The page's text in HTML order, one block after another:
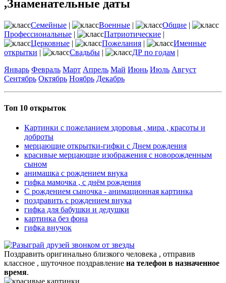
,Знаменательные даты
Семейные | Военные | Общие |
Профессиональные | Патриотические |
Церковные | Пожелания |
Именные
открытки | Свадьбы | ДР по годам |
Январь Февраль Март Апрель Май Июнь Июль Август
Сентябрь Октябрь Ноябрь Декабрь
Топ 10 открыток
Картинки с пожеланием здоровья , мира , красоты и
доброты
мерцающие открытки-гифки с Днем рождения
красивые мерцающие изображения с новорожденным
сыном
анимашка с рождением внука
гифка мамочка , с днём рождения
С рождением сыночка - анимационная картинка
поздравить с рождением внука
гифка для бабушки и дедушки
картинка без фона
гифка внучок
Поздравить оригинально близкого человека , отправив
классное , шуточное поздравление на телефон в назначенное
время.